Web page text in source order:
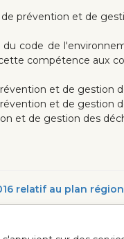
prévention et de
code de
compétence aux
et de gestion
et de gestion
et de gestion des
relatif au plan